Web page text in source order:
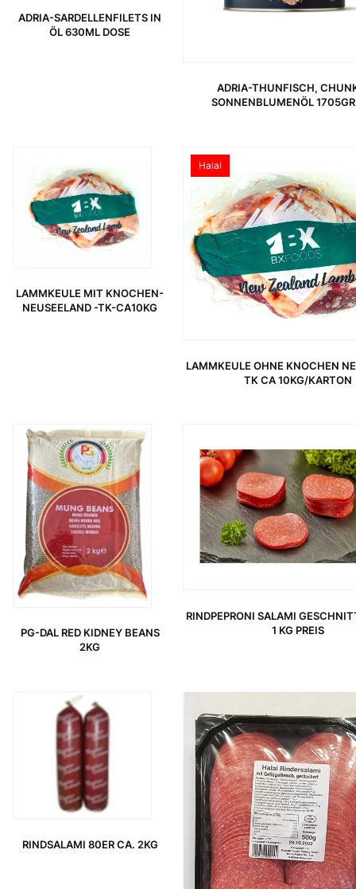
ADRIA-SARDELLENFILETS IN
ÖL 630ML DOSE
ADRIA-THUNFISCH,
SONNENBLUMENÖL 1705GR
LAMMKEULE MIT KNOCHEN-
NEUSEELAND -TK-CA10KG
Halal
LAMMKEULE OHNE KNOCHEN
TK CA 10KG/KARTON
PG-DAL RED KIDNEY BEANS
2KG
RINDPEPRONI SALAMI
1 KG PREIS
RINDSALAMI 80ER CA. 2KG